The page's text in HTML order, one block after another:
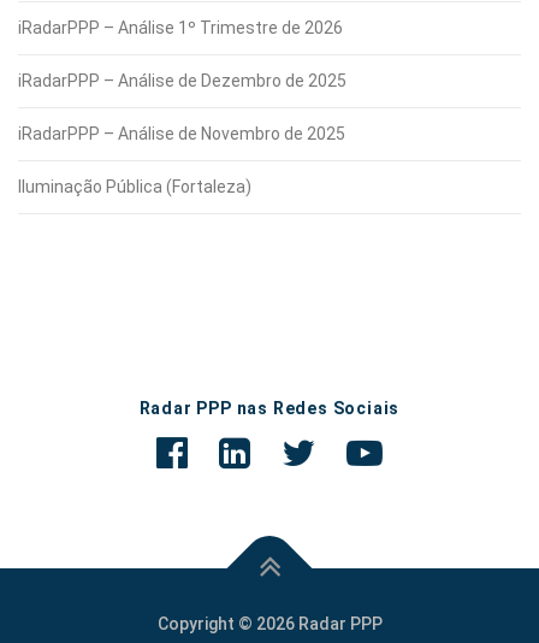
iRadarPPP – Análise 1º Trimestre de 2026
iRadarPPP – Análise de Dezembro de 2025
iRadarPPP – Análise de Novembro de 2025
Iluminação Pública (Fortaleza)
Radar PPP nas Redes Sociais
Copyright © 2026 Radar PPP